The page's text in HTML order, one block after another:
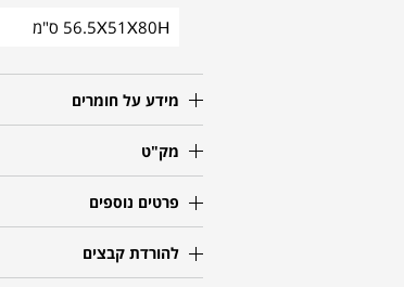
56.5X51X80H ס"מ
מידע על חומרים
מק"ט
פרטים נוספים
להורדת קבצים